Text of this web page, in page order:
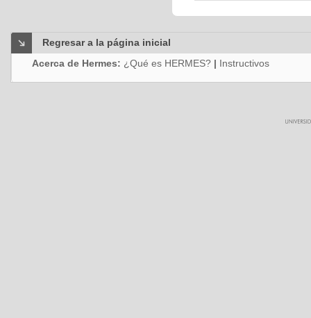
Regresar a la página inicial
Acerca de Hermes: ¿Qué es HERMES? | Instructivos